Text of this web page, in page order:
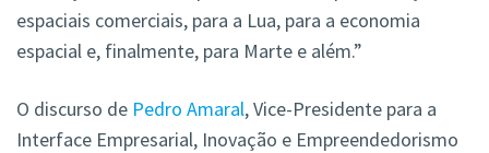
espaciais comerciais, para a Lua, para a economia
espacial e, finalmente, para Marte e além.”
O discurso de Pedro Amaral, Vice-Presidente para a
Interface Empresarial, Inovação e Empreendedorismo